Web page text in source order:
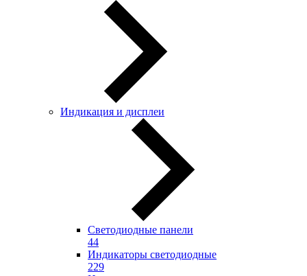
Индикация и дисплеи
Светодиодные панели
44
Индикаторы светодиодные
229